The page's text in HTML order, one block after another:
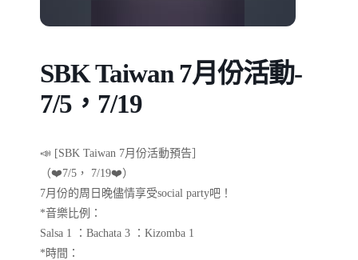
SBK Taiwan 7月份活動-
7/5，7/19
📣 [SBK Taiwan 7月份活動預告］
（❤️7/5， 7/19❤️）
7月份的周日晚儘情享受social party吧！
*音樂比例：
Salsa 1 ：Bachata 3 ：Kizomba 1
*時間：